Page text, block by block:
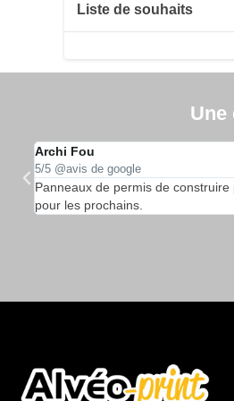
Liste de souhaits
Une
Archi Fou
5/5 @avis de google
Panneaux de permis de
pour les prochains.